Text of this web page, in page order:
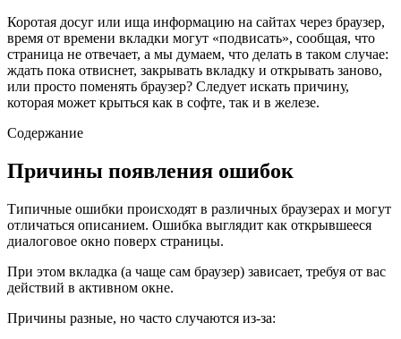
Коротая досуг или ища информацию на сайтах через браузер,
время от времени вкладки могут «подвисать», сообщая, что
страница не отвечает, а мы думаем, что делать в таком случае:
ждать пока отвиснет, закрывать вкладку и открывать заново,
или просто поменять браузер? Следует искать причину,
которая может крыться как в софте, так и в железе.
Содержание
Причины появления ошибок
Типичные ошибки происходят в различных браузерах и могут
отличаться описанием. Ошибка выглядит как открывшееся
диалоговое окно поверх страницы.
При этом вкладка (а чаще сам браузер) зависает, требуя от вас
действий в активном окне.
Причины разные, но часто случаются из-за: